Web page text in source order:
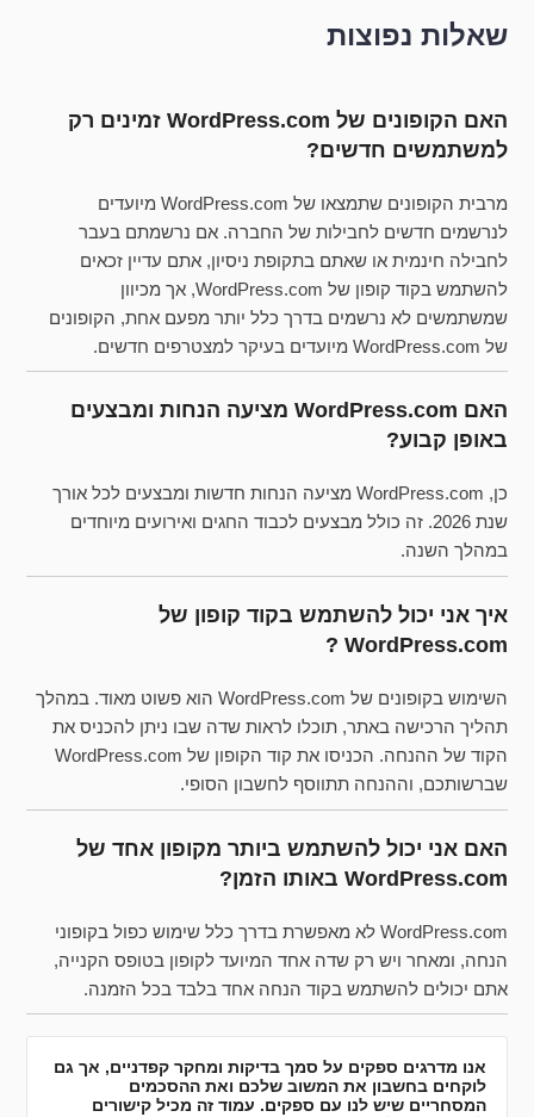
שאלות נפוצות
האם הקופונים של WordPress.com זמינים רק
למשתמשים חדשים?
מרבית הקופונים שתמצאו של WordPress.com מיועדים
לנרשמים חדשים לחבילות של החברה. אם נרשמתם בעבר
לחבילה חינמית או שאתם בתקופת ניסיון, אתם עדיין זכאים
להשתמש בקוד קופון של WordPress.com, אך מכיוון
שמשתמשים לא נרשמים בדרך כלל יותר מפעם אחת, הקופונים
של WordPress.com מיועדים בעיקר למצטרפים חדשים.
האם WordPress.com מציעה הנחות ומבצעים
באופן קבוע?
כן, WordPress.com מציעה הנחות חדשות ומבצעים לכל אורך
שנת 2026. זה כולל מבצעים לכבוד החגים ואירועים מיוחדים
במהלך השנה.
איך אני יכול להשתמש בקוד קופון של
WordPress.com ?
השימוש בקופונים של WordPress.com הוא פשוט מאוד. במהלך
תהליך הרכישה באתר, תוכלו לראות שדה שבו ניתן להכניס את
הקוד של ההנחה. הכניסו את קוד הקופון של WordPress.com
שברשותכם, וההנחה תתווסף לחשבון הסופי.
האם אני יכול להשתמש ביותר מקופון אחד של
WordPress.com באותו הזמן?
WordPress.com לא מאפשרת בדרך כלל שימוש כפול בקופוני
הנחה, ומאחר ויש רק שדה אחד המיועד לקופון בטופס הקנייה,
אתם יכולים להשתמש בקוד הנחה אחד בלבד בכל הזמנה.
אנו מדרגים ספקים על סמך בדיקות ומחקר קפדניים, אך גם
לוקחים בחשבון את המשוב שלכם ואת ההסכמים
המסחריים שיש לנו עם ספקים. עמוד זה מכיל קישורים